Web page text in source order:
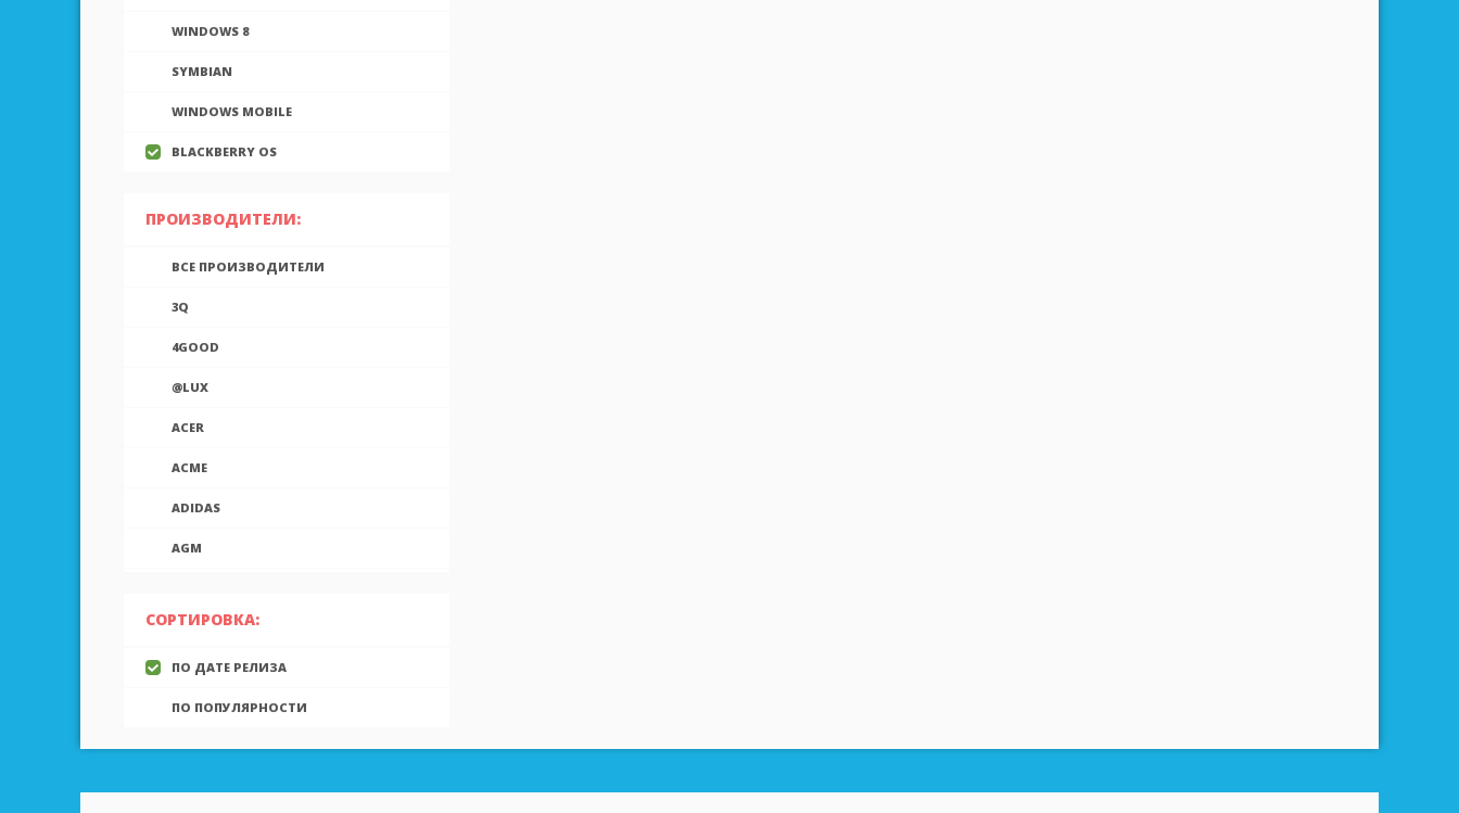
WINDOWS 8
SYMBIAN
WINDOWS MOBILE
BLACKBERRY OS
ПРОИЗВОДИТЕЛИ:
ВСЕ ПРОИЗВОДИТЕЛИ
3Q
4GOOD
@LUX
ACER
ACME
ADIDAS
AGM
AIGO
AINOL
AIRON
ALCATEL
ALLVIEW
СОРТИРОВКА:
ПО ДАТЕ РЕЛИЗА
ПО ПОПУЛЯРНОСТИ